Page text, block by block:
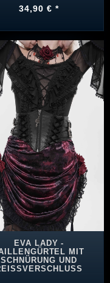
34,90 € *
EVA LADY -
MIT
SCHNÜRUNG UND